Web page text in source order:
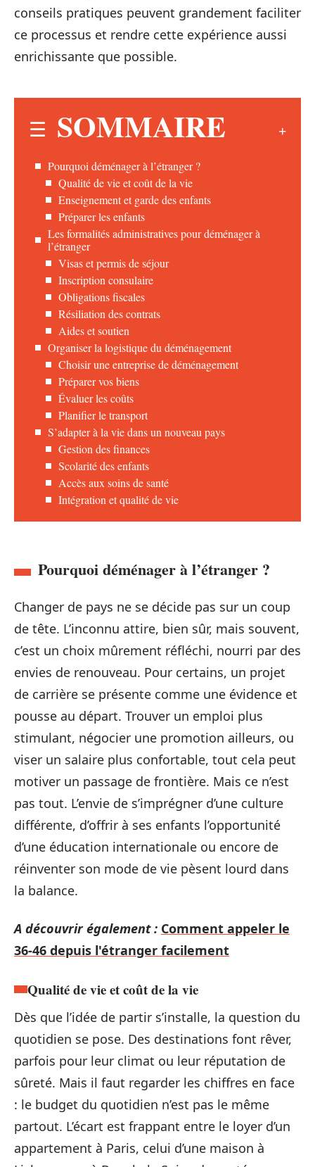
conseils pratiques peuvent grandement faciliter
ce processus et rendre cette expérience aussi
enrichissante que possible.
SOMMAIRE
Pourquoi déménager à l’étranger ?
Qualité de vie et coût de la vie
Enseignement et garde des enfants
Préparer les enfants
Les formalités administratives pour déménager à
l’étranger
Visas et permis de séjour
Inscription consulaire
Obligations fiscales
Résiliation des contrats
Aides et soutien
Organiser la logistique du déménagement
Choisir une entreprise de déménagement
Préparer vos biens
Évaluer les coûts
Planifier le transport
S’adapter à la vie dans un nouveau pays
Gestion des finances
Scolarité des enfants
Accès aux soins de santé
Intégration et qualité de vie
Pourquoi déménager à l’étranger ?
Changer de pays ne se décide pas sur un coup
de tête. L’inconnu attire, bien sûr, mais souvent,
c’est un choix mûrement réfléchi, nourri par des
envies de renouveau. Pour certains, un projet
de carrière se présente comme une évidence et
pousse au départ. Trouver un emploi plus
stimulant, négocier une promotion ailleurs, ou
viser un salaire plus confortable, tout cela peut
motiver un passage de frontière. Mais ce n’est
pas tout. L’envie de s’imprégner d’une culture
différente, d’offrir à ses enfants l’opportunité
d’une éducation internationale ou encore de
réinventer son mode de vie pèsent lourd dans
la balance.
A découvrir également : Comment appeler le
36-46 depuis l'étranger facilement
Qualité de vie et coût de la vie
Dès que l’idée de partir s’installe, la question du
quotidien se pose. Des destinations font rêver,
parfois pour leur climat ou leur réputation de
sûreté. Mais il faut regarder les chiffres en face
: le budget du quotidien n’est pas le même
partout. L’écart est frappant entre le loyer d’un
appartement à Paris, celui d’une maison à